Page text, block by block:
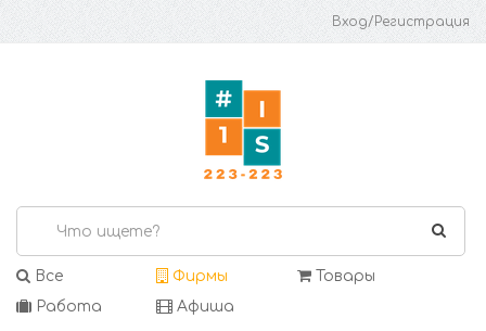
Вход/Регистрация
Все Фирмы
Товары
Работа
Афиша